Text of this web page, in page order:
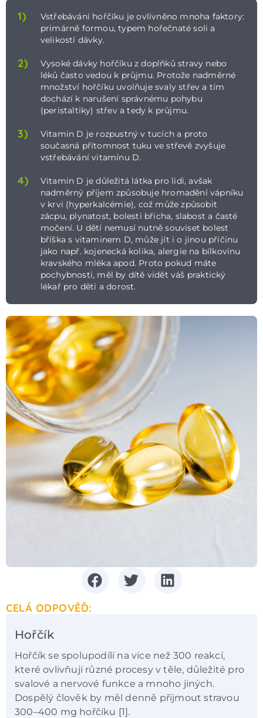
1)
Vstřebávání hořčíku je ovlivněno mnoha faktory:
primárně formou, typem hořečnaté soli a
velikostí dávky.
2)
Vysoké dávky hořčíku z doplňků stravy nebo
léků často vedou k průjmu. Protože nadměrné
množství hořčíku uvolňuje svaly střev a tím
dochází k narušení správnému pohybu
(peristaltiky) střev a tedy k průjmu.
3)
Vitamin D je rozpustný v tucích a proto
současná přítomnost tuku ve střevě zvyšuje
vstřebávání vitamínu D.
4)
Vitamin D je důležitá látka pro lidi, avšak
nadměrný příjem způsobuje hromadění vápníku
v krvi (hyperkalcémie), což může způsobit
zácpu, plynatost, bolesti břicha, slabost a časté
močení. U dětí nemusí nutně souviset bolest
bříška s vitaminem D, může jít i o jinou příčinu
jako např. kojenecká kolika, alergie na bílkovinu
kravského mléka apod. Proto pokud máte
pochybnosti, měl by dítě vidět váš praktický
lékař pro děti a dorost.
CELÁ ODPOVĚĎ:
Hořčík
Hořčík se spolupodílí na více než 300 reakcí,
které ovlivňují různé procesy v těle, důležité pro
svalové a nervové funkce a mnoho jiných.
Dospělý člověk by měl denně přijmout stravou
300–400 mg hořčíku [1].